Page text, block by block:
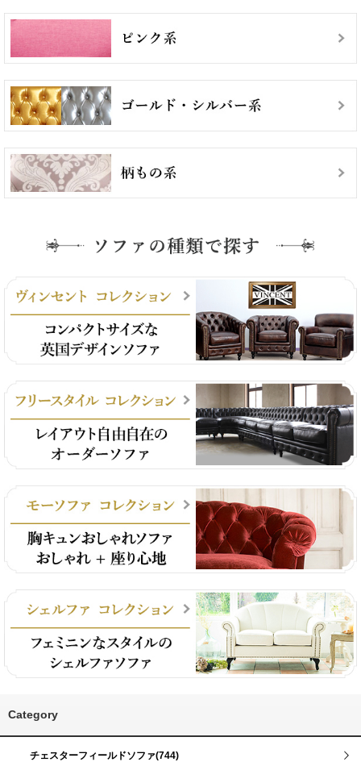
Category
チェスターフィールドソファ(744)